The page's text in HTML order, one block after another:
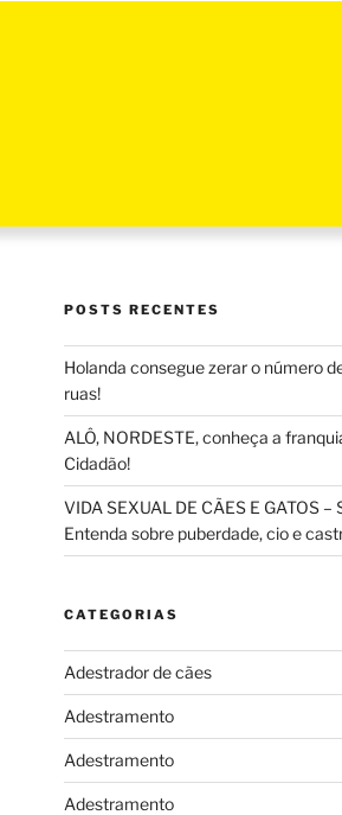
POSTS RECENTES
Holanda consegue zerar o número
ruas!
ALÔ, NORDESTE, conheça a
Cidadão!
VIDA SEXUAL DE CÃES E GATOS –
Entenda sobre puberdade, cio e
CATEGORIAS
Adestrador de cães
Adestramento
Adestramento
Adestramento